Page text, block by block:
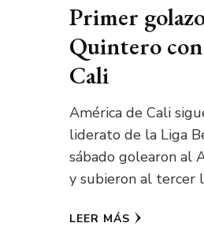
Primer
Quintero
Cali
América de Cali
liderato de la Liga
sábado golearon al
y subieron al tercer
LEER MÁS